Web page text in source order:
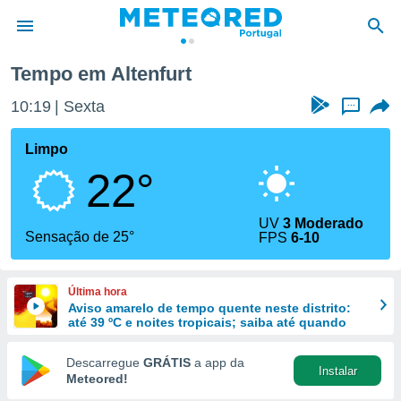
da
foi
fornecidas
a este
das
e
forma
digital
Tempo em Altenfurt
10:19 Sexta ...
Limpo
22°
Sensação de 25°
UV3 Moderado
FPS6-10
Última hora
Aviso amarelo de tempo quente neste distrito:
até 39 ºC e noites tropicais; saiba até quando
Descarregue GRÁTIS a app da
Meteored!
Instalar